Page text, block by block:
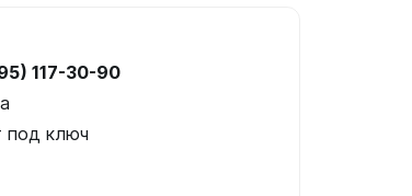
117-30-90
под ключ